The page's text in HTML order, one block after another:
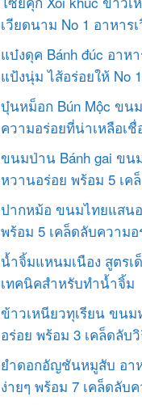
เวียดนาม No 1 อาหาร
แบ๋งดุค Bánh đúc อาห
แป้งนุ่ม ไส้อร่อยให้ No
บุ๋นหม็อก Bún Mộc ขน
ความอร่อยที่น่าเหลือเชื่
ขนมป่าน Bánh gai ขน
หวานอร่อย พร้อม 5 เค
ปากหม้อ ขนมไทยแสน
พร้อม 5 เคล็ดลับความอ
น้ำจิ้มแหนมเนือง สูตรเ
เทคนิคสำหรับทำน้ำจิ้ม
ข้าวเหนียวทุเรียน ขน
อร่อย พร้อม 3 เคล็ดลับ
ยำดอกอัญชันหมูสับ อา
ง่ายๆ พร้อม 7 เคล็ดลับ